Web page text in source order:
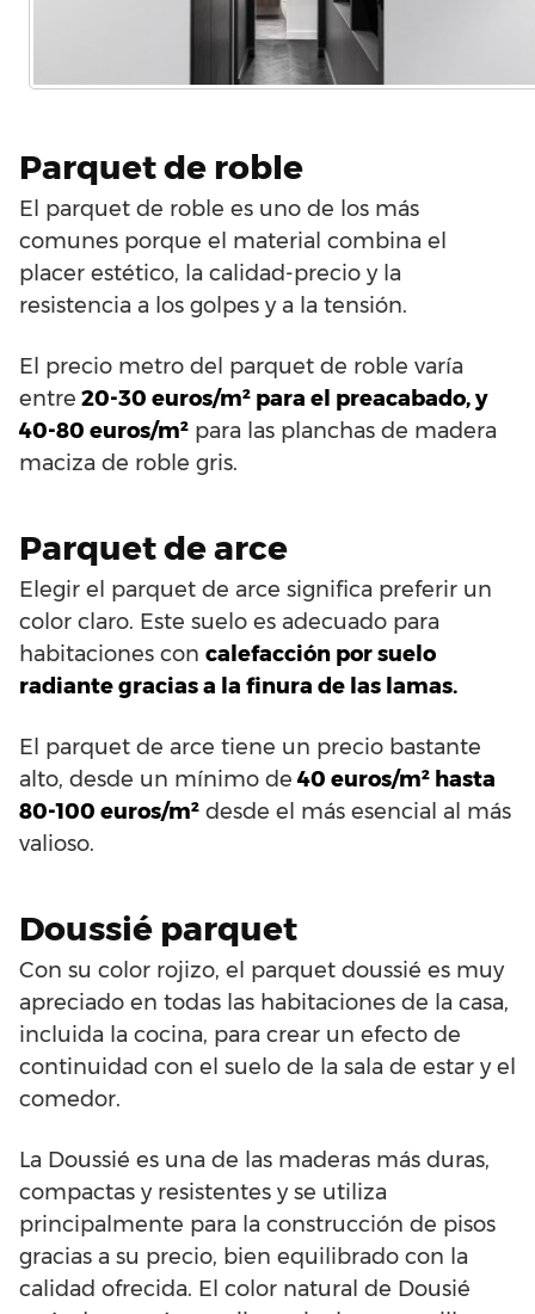
Parquet de roble
El parquet de roble es uno de los más
comunes porque el material combina el
placer estético, la calidad-precio y la
resistencia a los golpes y a la tensión.
El precio metro del parquet de roble varía
entre 20-30 euros/m² para el preacabado, y
40-80 euros/m² para las planchas de madera
maciza de roble gris.
Parquet de arce
Elegir el parquet de arce significa preferir un
color claro. Este suelo es adecuado para
habitaciones con calefacción por suelo
radiante gracias a la finura de las lamas.
El parquet de arce tiene un precio bastante
alto, desde un mínimo de 40 euros/m² hasta
80-100 euros/m² desde el más esencial al más
valioso.
Doussié parquet
Con su color rojizo, el parquet doussié es muy
apreciado en todas las habitaciones de la casa,
incluida la cocina, para crear un efecto de
continuidad con el suelo de la sala de estar y el
comedor.
La Doussié es una de las maderas más duras,
compactas y resistentes y se utiliza
principalmente para la construcción de pisos
gracias a su precio, bien equilibrado con la
calidad ofrecida. El color natural de Dousié